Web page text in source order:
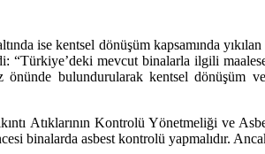
ise kentsel dönüşüm kapsamında
“Türkiye’deki mevcut binalarla ilgili
bulundurularak kentsel dönüşüm
Atıklarının Kontrolü Yönetmeliği ve
binalarda asbest kontrolü yapmalıdır.